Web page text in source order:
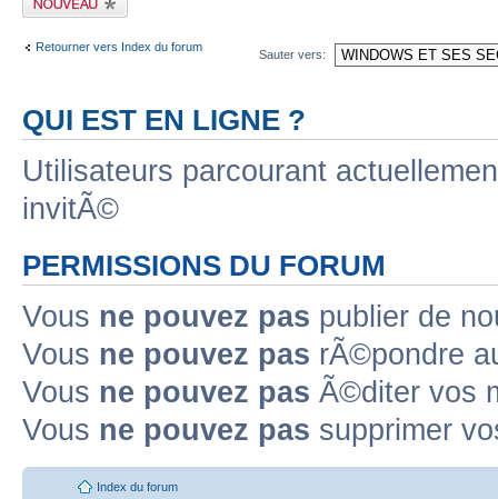
sujet
Retourner vers Index du forum
Sauter vers:
QUI EST EN LIGNE ?
Utilisateurs parcourant
invitÃ©
PERMISSIONS DU FORUM
Vous ne pouvez pas publier de
Vous ne pouvez pas rÃ©pondre
Vous ne pouvez pas Ã©diter vos
Vous ne pouvez pas supprimer
Index du forum